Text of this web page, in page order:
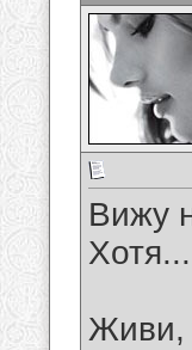
Вижу
Хотя...
Живи,